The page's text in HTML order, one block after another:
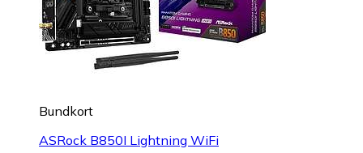
Bundkort
ASRock B850I Lightning WiFi